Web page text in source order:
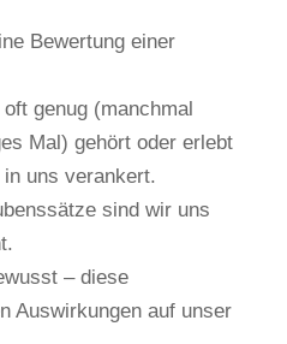
Bewertung einer
genug (manchmal
Mal) gehört oder erlebt
uns verankert.
sind wir uns
– diese
Auswirkungen auf unser